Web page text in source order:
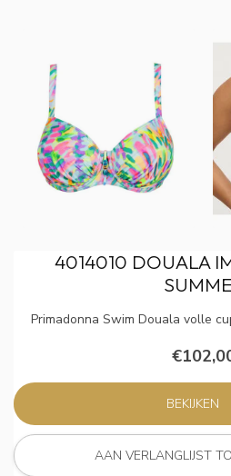
4014010 DOUALA
Primadonna Swim Douala volle
BEKIJKEN
AAN VERLANGLIJST